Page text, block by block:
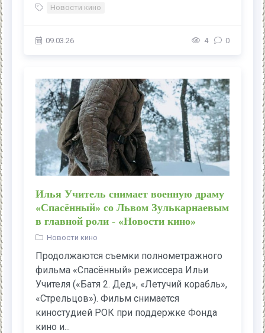
Новости кино
09.03.26 4 0
Илья Учитель снимает военную драму
«Спасённый» со Львом Зулькарнаевым
в главной роли - «Новости кино»
Новости кино
Продолжаются съемки полнометражного
фильма «Спасённый» режиссера Ильи
Учителя («Батя 2. Дед», «Летучий корабль»,
«Стрельцов»). Фильм снимается
киностудией РОК при поддержке Фонда
кино и...